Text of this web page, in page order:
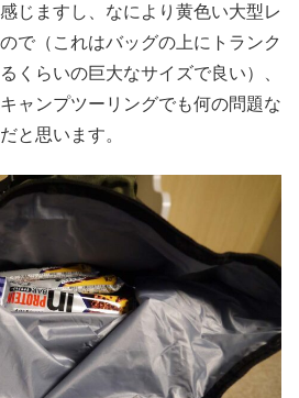
じますし、なにより黄色い大型レ
で（これはバッグの上にトランク
くらいの巨大なサイズで良い）、
ャンプツーリングでも何の問題な
と思います。